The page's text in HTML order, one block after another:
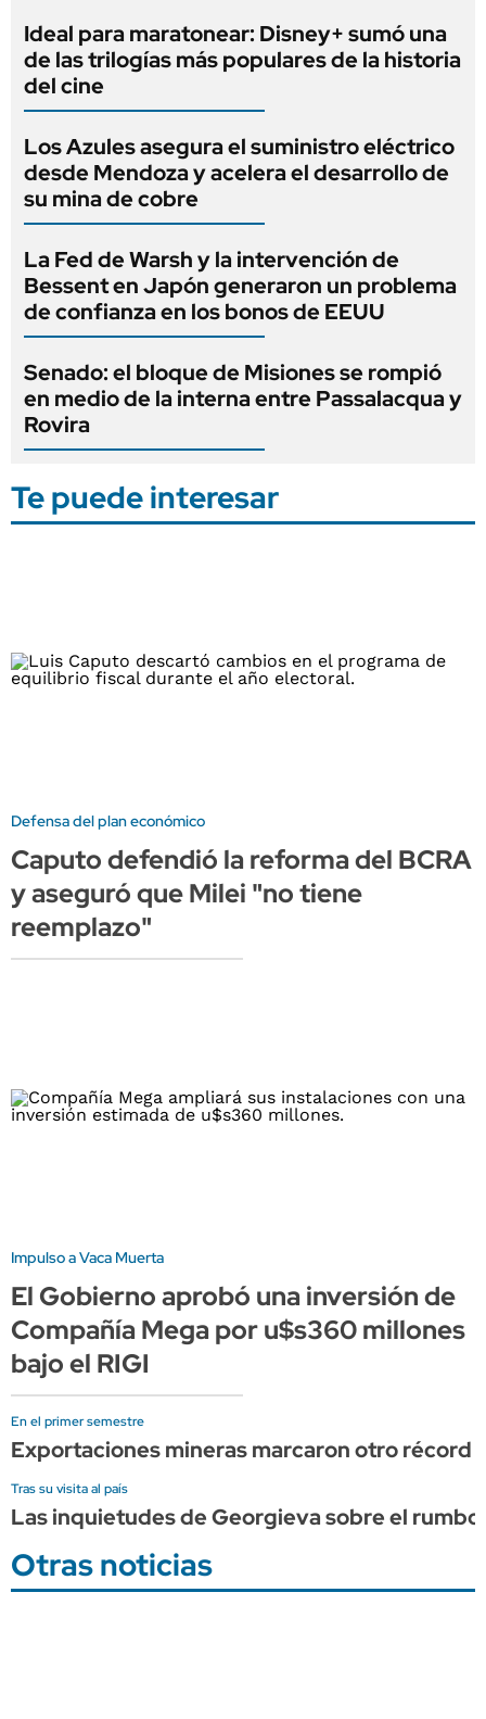
Ideal para maratonear: Disney+ sumó una
de las trilogías más populares de la historia
del cine
Los Azules asegura el suministro eléctrico
desde Mendoza y acelera el desarrollo de
su mina de cobre
La Fed de Warsh y la intervención de
Bessent en Japón generaron un problema
de confianza en los bonos de EEUU
Senado: el bloque de Misiones se rompió
en medio de la interna entre Passalacqua y
Rovira
Te puede interesar
Defensa del plan económico
Caputo defendió la reforma del BCRA
y aseguró que Milei "no tiene
reemplazo"
Impulso a Vaca Muerta
El Gobierno aprobó una inversión de
Compañía Mega por u$s360 millones
bajo el RIGI
En el primer semestre
Exportaciones mineras marcaron otro récord
Tras su visita al país
Las inquietudes de Georgieva sobre el
Otras noticias